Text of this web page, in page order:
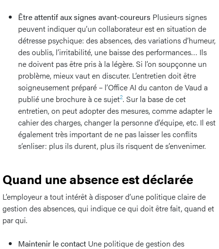
Être attentif aux signes avant-coureurs Plusieurs signes
peuvent indiquer qu’un collaborateur est en situation de
détresse psychique: des absences, des variations d’humeur,
des oublis, l’irritabilité, une baisse des performances… Ils
ne doivent pas être pris à la légère. Si l’on soupçonne un
problème, mieux vaut en discuter. L’entretien doit être
soigneusement préparé – l’Office AI du canton de Vaud a
publié une brochure à ce sujet2. Sur la base de cet
entretien, on peut adopter des mesures, comme adapter le
cahier des charges, changer la personne d’équipe, etc. Il est
également très important de ne pas laisser les conflits
s’enliser: plus ils durent, plus ils risquent de s’envenimer.
Quand une absence est déclarée
L’employeur a tout intérêt à disposer d’une politique claire de
gestion des absences, qui indique ce qui doit être fait, quand et
par qui.
Maintenir le contact Une politique de gestion des